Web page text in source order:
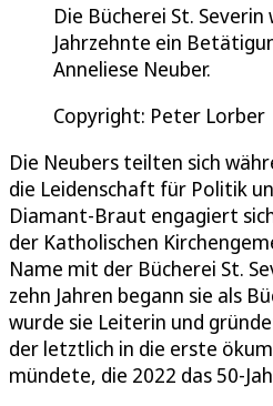
Die Bücherei St. Severin
Jahrzehnte ein
Anneliese Neuber.
Copyright: Peter Lorber
Die Neubers teilten sich
die Leidenschaft für Politik
Diamant-Braut engagiert
der Katholischen
Name mit der Bücherei St.
zehn Jahren begann sie als
wurde sie Leiterin und
der letztlich in die erste
mündete, die 2022 das 50-